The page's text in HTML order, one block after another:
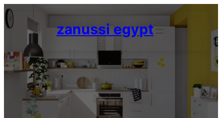
Skip
to
content
zanussi egypt